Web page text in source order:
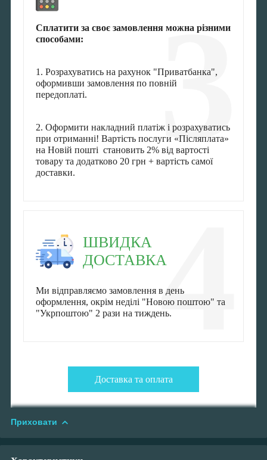
3
Сплатити за своє замовлення можна різними
способами:
1. Розрахуватись на рахунок "Приватбанка",
оформивши замовлення по повній
передоплаті.
2. Оформити накладний платіж і розрахуватись
при отриманні! Вартість послуги «Післяплата»
на Новій пошті становить 2% від вартості
товару та додатково 20 грн + вартість самої
доставки.
4
ШВИДКА
ДОСТАВКА
Ми відправляємо замовлення в день
оформлення, окрім неділі "Новою поштою" та
"Укрпоштою" 2 рази на тиждень.
Доставка та оплата
Приховати